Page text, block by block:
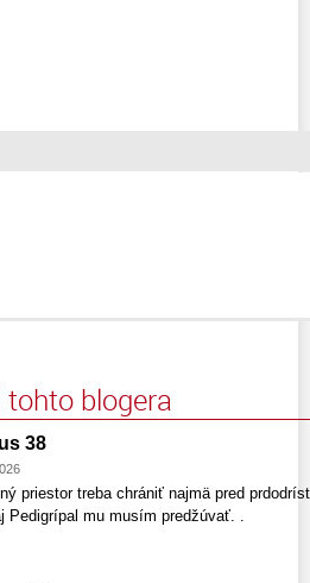
tohto blogera
38
priestor treba chrániť najmä pred
Pedigrípal mu musím predžúvať. .